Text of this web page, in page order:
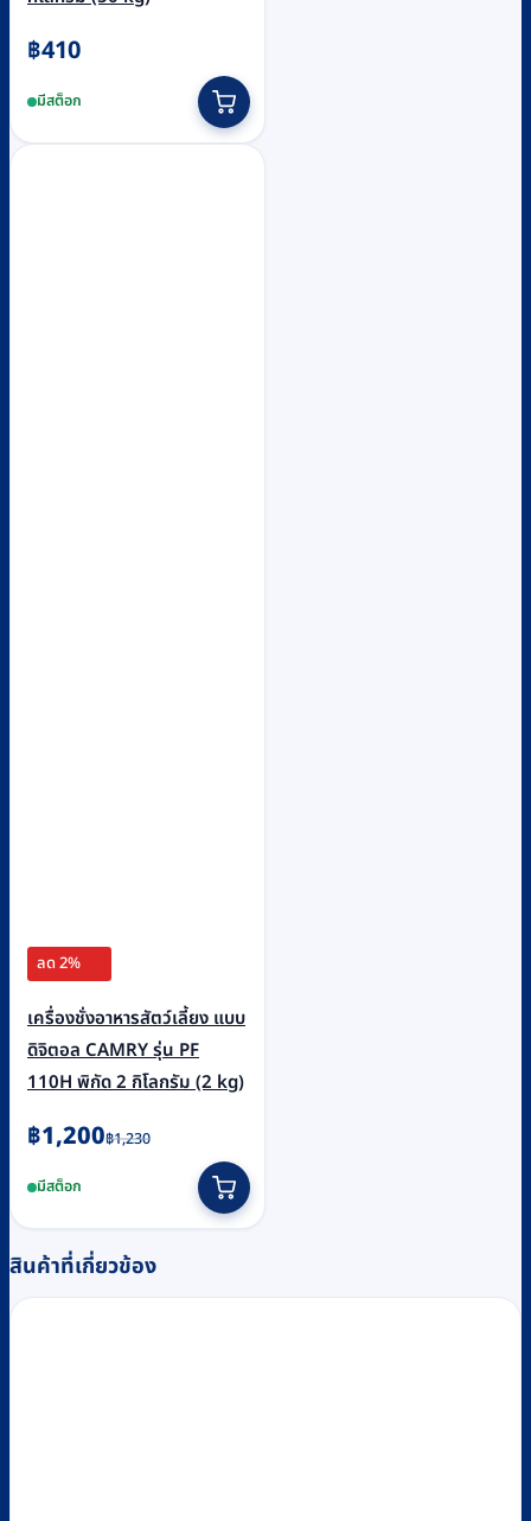
฿410
มีสต็อก
ลด 2%
เครื่องชั่งอาหารสัตว์เลี้ยง แบบ
ดิจิตอล CAMRY รุ่น PF
110H พิกัด 2 กิโลกรัม (2 kg)
฿1,230
Original
was:
฿1,230.
฿1,200
Current
is:
฿1,200.
มีสต็อก
สินค้าที่เกี่ยวข้อง